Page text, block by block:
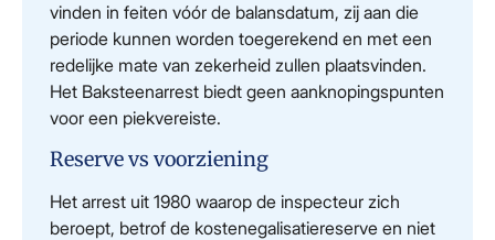
vinden in feiten vóór de balansdatum, zij aan die
periode kunnen worden toegerekend en met een
redelijke mate van zekerheid zullen plaatsvinden.
Het Baksteenarrest biedt geen aanknopingspunten
voor een piekvereiste.
Reserve vs voorziening
Het arrest uit 1980 waarop de inspecteur zich
beroept, betrof de kostenegalisatiereserve en niet